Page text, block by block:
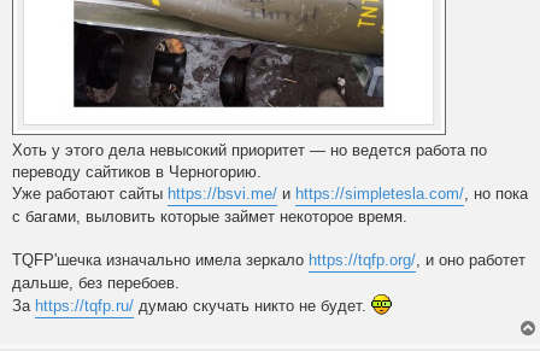
Хоть у этого дела невысокий приоритет — но ведется работа по
переводу сайтиков в Черногорию.
Уже работают сайты https://bsvi.me/ и https://simpletesla.com/, но пока
с багами, выловить которые займет некоторое время.
TQFP'шечка изначально имела зеркало https://tqfp.org/, и оно работет
дальше, без перебоев.
За https://tqfp.ru/ думаю скучать никто не будет.